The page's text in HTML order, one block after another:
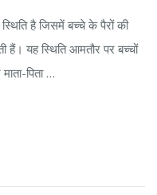
है जिसमें बच्चे के पैरों की
यह स्थिति आमतौर पर बच्चों
पिता …